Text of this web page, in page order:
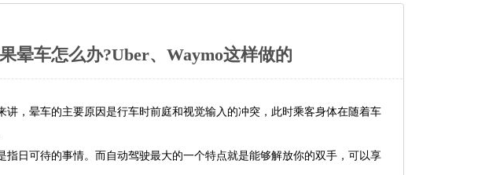
晕车怎么办?Uber、Waymo这样做的
，晕车的主要原因是行车时前庭和视觉输入的冲突，此时乘客身体在随着车
日可待的事情。而自动驾驶最大的一个特点就是能够解放你的双手，可以享